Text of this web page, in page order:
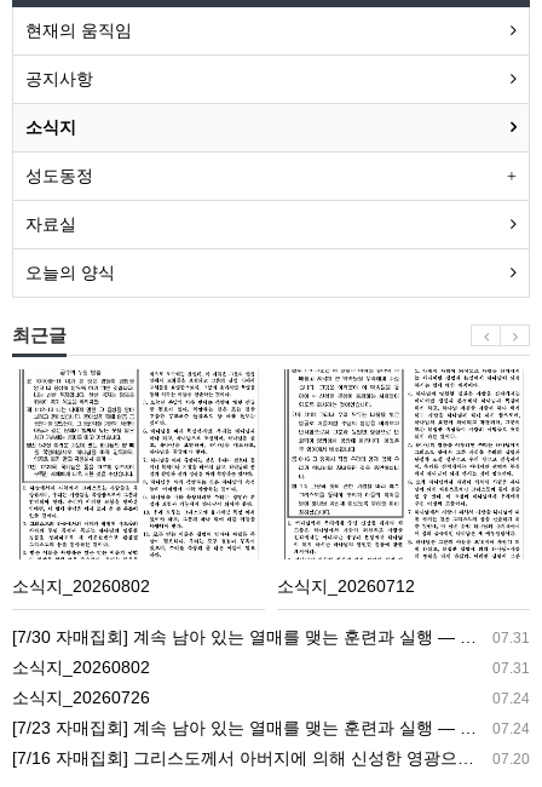
현재의 움직임
공지사항
소식지
성도동정
자료실
오늘의 양식
최근글
소
식
지
_20260802
소식지_20260802
식
_20260712
소식지_20260712
07.31
[7/30 자매집회] 계속 남아 있는 열매를 맺는 훈련과 실행 ― 교회생활을 가정으로 가져감
07.31
소식지_20260802
07.24
소식지_20260726
07.24
[7/23 자매집회] 계속 남아 있는 열매를 맺는 훈련과 실행 ― 새 길 실행의 필요성과 전망
07.20
[7/16 자매집회] 그리스도께서 아버지에 의해 신성한 영광으로 영광스럽게 되신 결과 ― 아버지의 집과 참포도나무와 새 아이의 기능